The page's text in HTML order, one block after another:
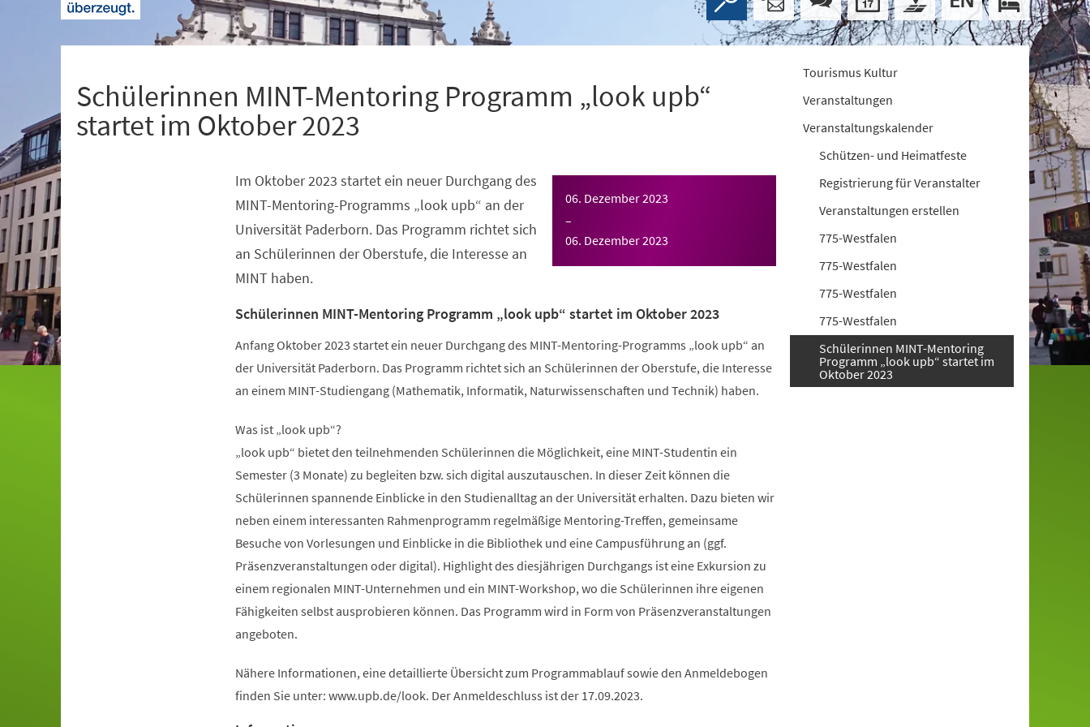
Schülerinnen MINT-Mentoring Programm „look upb“
startet im Oktober 2023
06. Dezember 2023
–
06. Dezember 2023
Im Oktober 2023 startet ein neuer Durchgang des
MINT-Mentoring-Programms „look upb“ an der
Universität Paderborn. Das Programm richtet sich
an Schülerinnen der Oberstufe, die Interesse an
MINT haben.
Schülerinnen MINT-Mentoring Programm „look upb“ startet im Oktober 2023
Anfang Oktober 2023 startet ein neuer Durchgang des MINT-Mentoring-Programms „look upb“ an
der Universität Paderborn. Das Programm richtet sich an Schülerinnen der Oberstufe, die Interesse
an einem MINT-Studiengang (Mathematik, Informatik, Naturwissenschaften und Technik) haben.
Was ist „look upb“?
„look upb“ bietet den teilnehmenden Schülerinnen die Möglichkeit, eine MINT-Studentin ein
Semester (3 Monate) zu begleiten bzw. sich digital auszutauschen. In dieser Zeit können die
Schülerinnen spannende Einblicke in den Studienalltag an der Universität erhalten. Dazu bieten wir
neben einem interessanten Rahmenprogramm regelmäßige Mentoring-Treffen, gemeinsame
Besuche von Vorlesungen und Einblicke in die Bibliothek und eine Campusführung an (ggf.
Präsenzveranstaltungen oder digital). Highlight des diesjährigen Durchgangs ist eine Exkursion zu
einem regionalen MINT-Unternehmen und ein MINT-Workshop, wo die Schülerinnen ihre eigenen
Fähigkeiten selbst ausprobieren können. Das Programm wird in Form von Präsenzveranstaltungen
angeboten.
Nähere Informationen, eine detaillierte Übersicht zum Programmablauf sowie den Anmeldebogen
finden Sie unter: www.upb.de/look. Der Anmeldeschluss ist der 17.09.2023.
Tourismus Kultur
Veranstaltungen
Veranstaltungskalender
Schützen- und Heimatfeste
Registrierung für Veranstalter
Veranstaltungen erstellen
775-Westfalen
775-Westfalen
775-Westfalen
775-Westfalen
Schülerinnen MINT-Mentoring
Programm „look upb“ startet im
Oktober 2023